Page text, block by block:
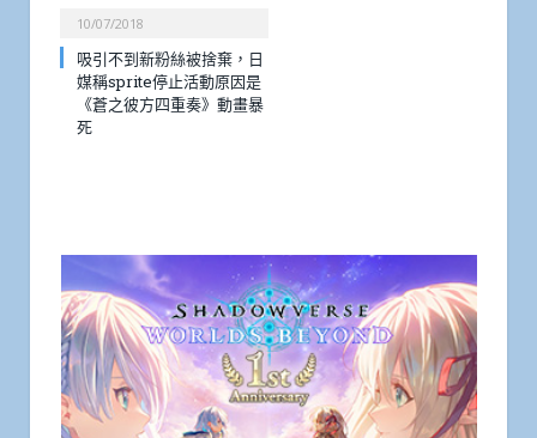
10/07/2018
吸引不到新粉絲被捨棄，日
媒稱sprite停止活動原因是
《蒼之彼方四重奏》動畫暴
死